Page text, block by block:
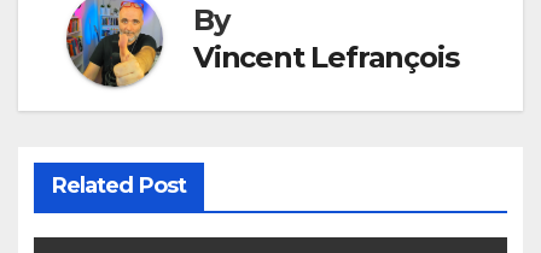
By
Vincent Lefrançois
Related Post